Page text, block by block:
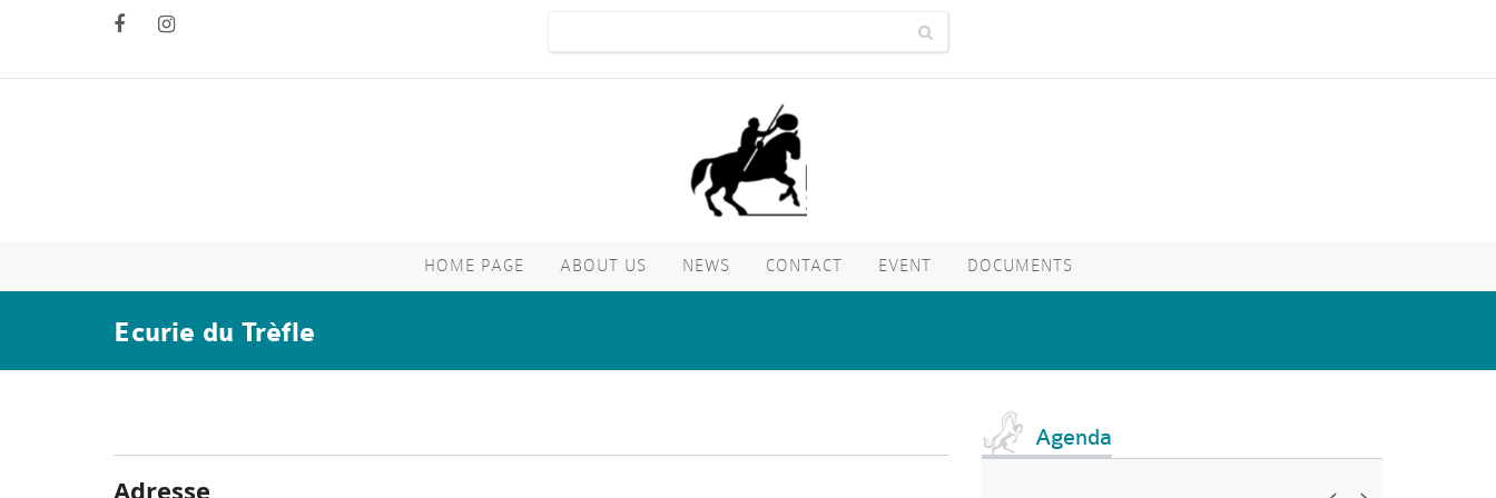
HOME PAGE ABOUT US NEWS CONTACT EVENT DOCUMENTS
Ecurie du Trèfle
Adresse
Agenda